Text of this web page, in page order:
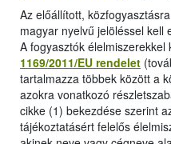
Az előállított,
magyar nyelvű jelöléssel kell
A fogyasztók
1169/2011/EU rendelet
tartalmazza többek között a
azokra vonatkozó
cikke (1) bekezdése szerint
tájékoztatásért felelős